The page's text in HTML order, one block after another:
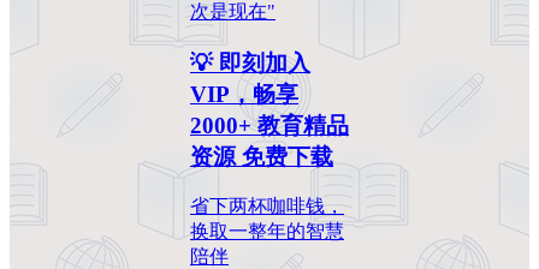
次是现在"
💡 即刻加入
VIP，畅享
2000+ 教育精品
资源 免费下载
省下两杯咖啡钱，
换取一整年的智慧
陪伴